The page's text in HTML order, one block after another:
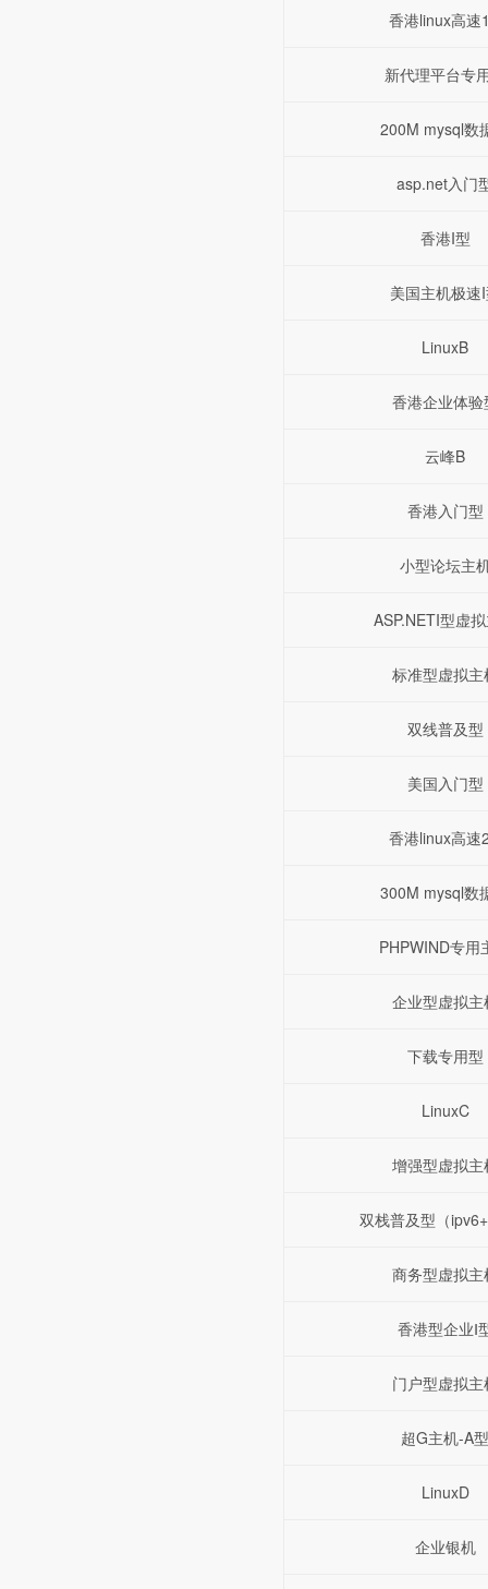
香港linux高速
新代理平台专
200M mysql数
asp.net入门
香港I型
美国主机极速
LinuxB
香港企业体验
云峰B
香港入门型
小型论坛主
ASP.NETI型虚
标准型虚拟主
双线普及型
美国入门型
香港linux高速
300M mysql数
PHPWIND专用
企业型虚拟主
下载专用型
LinuxC
增强型虚拟主
双栈普及型（
商务型虚拟主
香港型企业Ⅰ
门户型虚拟主
超G主机-A型
LinuxD
企业银机